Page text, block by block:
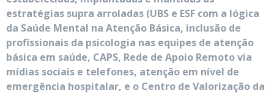
estratégias supra arroladas (UBS e ESF com a lógica
da Saúde Mental na Atenção Básica, inclusão de
profissionais da psicologia nas equipes de atenção
básica em saúde, CAPS, Rede de Apoio Remoto via
mídias sociais e telefones, atenção em nível de
emergência hospitalar, e o Centro de Valorização da